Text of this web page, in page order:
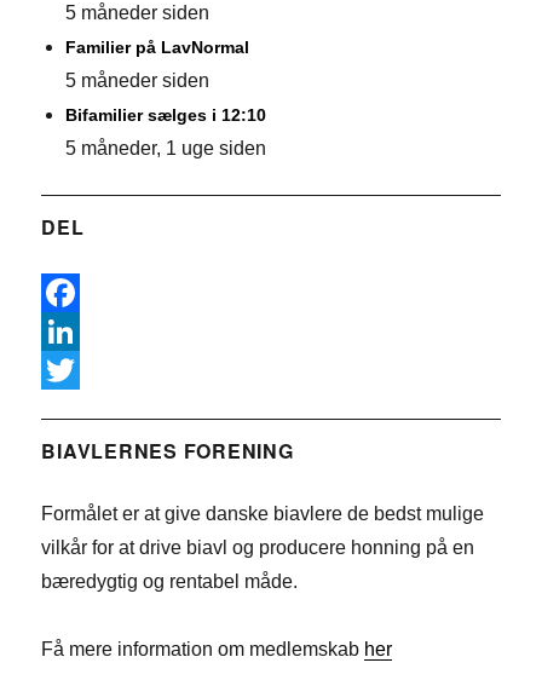
5 måneder siden
Familier på LavNormal
5 måneder siden
Bifamilier sælges i 12:10
5 måneder, 1 uge siden
DEL
F
a
e
o
L
n
e
n
w
t
r
BIAVLERNES FORENING
Formålet er at give danske biavlere de bedst mulige
vilkår for at drive biavl og producere honning på en
bæredygtig og rentabel måde.
Få mere information om medlemskab her